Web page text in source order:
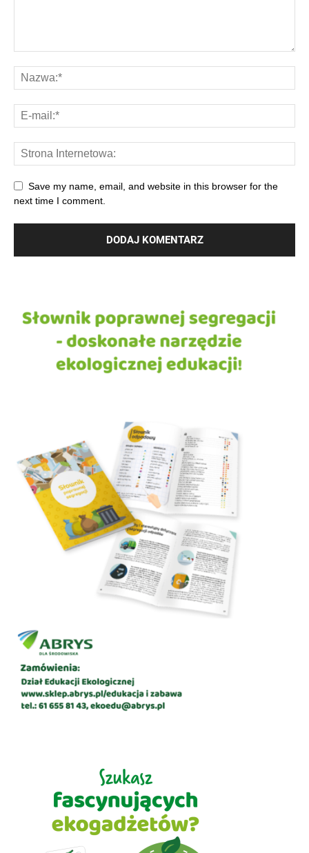
Save my name, email, and website in this browser for the
next time I comment.